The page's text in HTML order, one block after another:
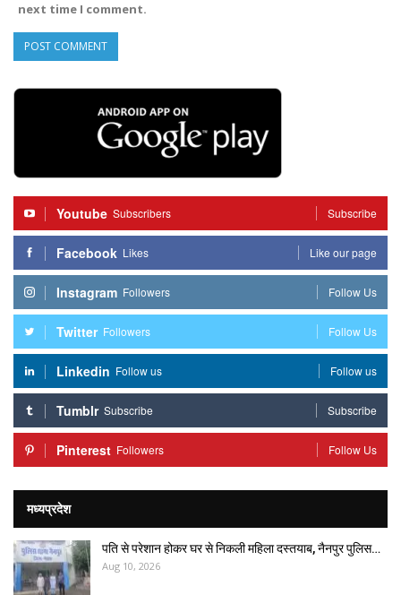
next time I comment.
Youtube Subscribers Subscribe
Facebook Likes Like our page
Instagram Followers Follow Us
Twitter Followers Follow Us
Linkedin Follow us Follow us
Tumblr Subscribe Subscribe
Pinterest Followers Follow Us
मध्यप्रदेश
पति से परेशान होकर घर से निकली महिला दस्तयाब, नैनपुर पुलिस…
Aug 10, 2026